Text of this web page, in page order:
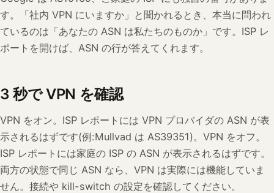
す。「社内 VPN にいますか」と聞かれるとき、本当に問われ
ているのは「あなたの ASN は私たちのものか」です。ISP レ
ポートを開けば、ASN の行が答えてくれます。
3 秒で VPN を確認
VPN をオン。ISP レポートには VPN プロバイダの ASN が表
示されるはずです(例:Mullvad は AS39351)。VPN をオフ。
ISP レポートには家庭の ISP の ASN が表示されるはずです。
両方の状態で同じ ASN なら、VPN は実際には機能していま
せん。接続や kill-switch の設定を確認してください。